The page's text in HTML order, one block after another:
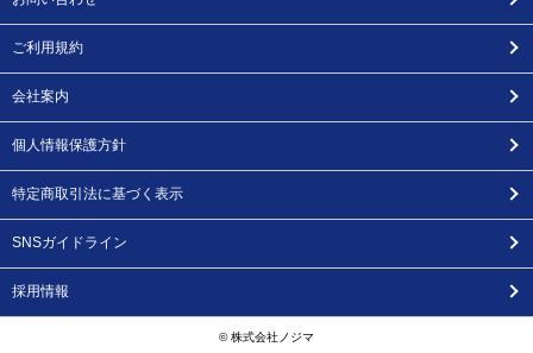
ご利用規約
会社案内
個人情報保護方針
特定商取引法に基づく表示
SNSガイドライン
採用情報
© 株式会社ノジマ